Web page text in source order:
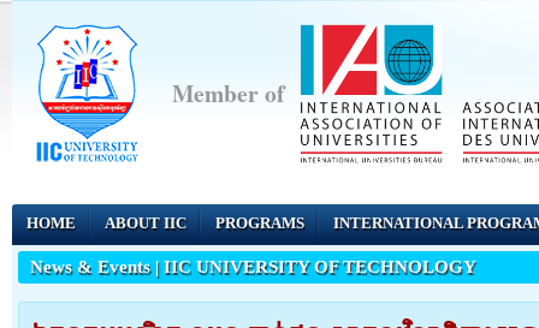
Member of
HOME ABOUT IIC PROGRAMS INTERNATIONAL
News & Events |IIC UNIVERSITY OF TECHNOLOGY